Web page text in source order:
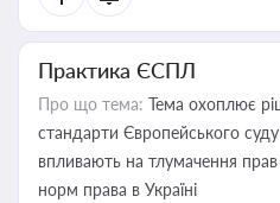
Практика ЄСПЛ
Про що тема: Тема охоплює
стандарти Європейського
впливають на тлумачення
норм права в Україні